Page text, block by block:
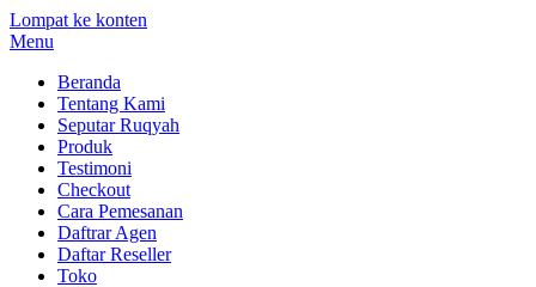
Lompat ke konten
Menu
Beranda
Tentang Kami
Seputar Ruqyah
Produk
Testimoni
Checkout
Cara Pemesanan
Daftrar Agen
Daftar Reseller
Toko